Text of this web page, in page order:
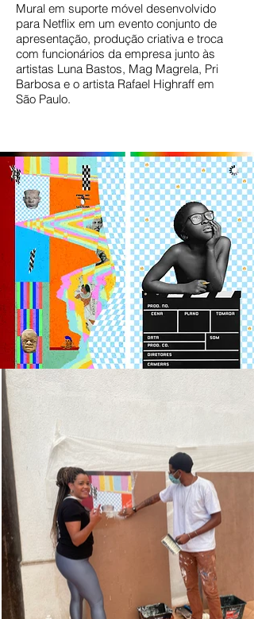
Mural em suporte móvel desenvolvido
para Netflix em um evento conjunto de
apresentação, produção criativa e troca
com funcionários da empresa junto às
artistas Luna Bastos, Mag Magrela, Pri
Barbosa e o artista Rafael Highraff em
São Paulo.